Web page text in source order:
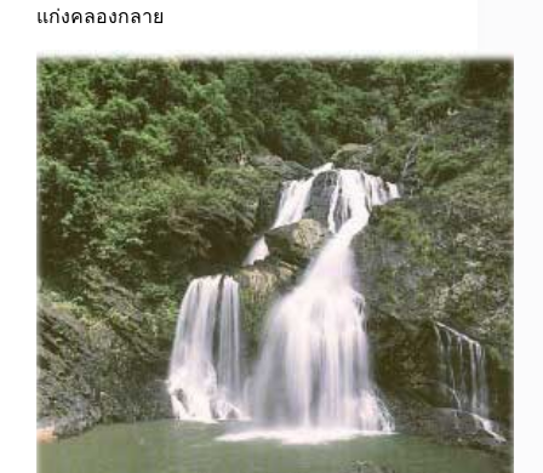
แก่งคลองกลาย